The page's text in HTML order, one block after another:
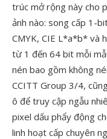
trúc mở rộng này cho
ảnh nào: song cấp 1-
CMYK, CIE L*a*b* và
từ 1 đến 64 bit mỗi
nén bao gồm không
CCITT Group 3/4,
ô để truy cập ngẫu
pixel dấu phẩy động
linh hoạt cấp chuyên